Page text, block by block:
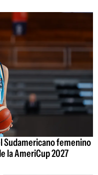
Sudamericano femenino
la AmeriCup 2027